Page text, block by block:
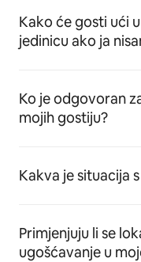
Kako će gosti ući
jedinicu ako ja
Ko je odgovoran
mojih gostiju?
Kakva je situacija
Primjenjuju li se
ugošćavanje u